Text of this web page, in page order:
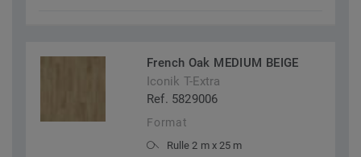
French Oak MEDIUM BEIGE
Iconik T-Extra
Ref. 5829006
Format
Rulle 2 m x 25 m